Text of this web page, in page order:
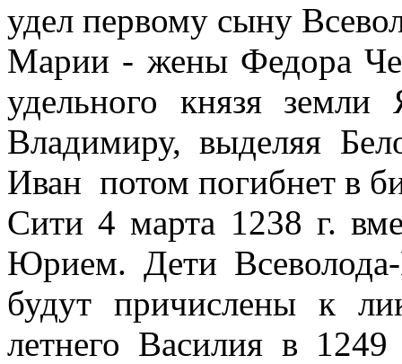
удел первому сыну
Марии - жены Федора
удельного князя
Владимиру, выделяя
Иван потом погибнет в
Сити 4 марта 1238 г.
Юрием. Дети
будут причислены к
летнего Василия в